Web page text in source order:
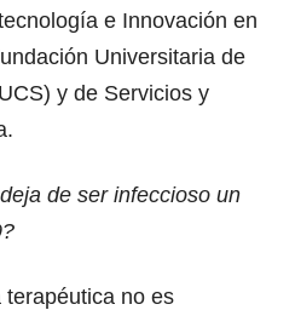
e Innovación en
Universitaria de
y de Servicios y
de ser infeccioso un
no es